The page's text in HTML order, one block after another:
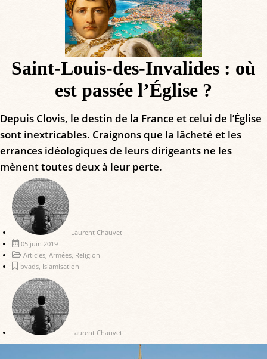
Saint-Louis-des-Invalides : où
est passée l’Église ?
Depuis Clovis, le destin de la France et celui de l’Église
sont inextricables. Craignons que la lâcheté et les
errances idéologiques de leurs dirigeants ne les
mènent toutes deux à leur perte.
Laurent Chauvet
05 juin 2019
Articles Armées Religion
bvads Islamisation
Laurent Chauvet